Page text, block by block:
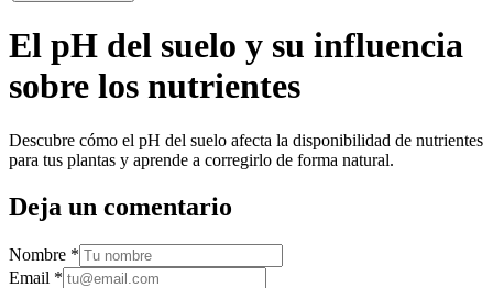
El pH del suelo y su influencia
sobre los nutrientes
Descubre cómo el pH del suelo afecta la disponibilidad de nutrientes
para tus plantas y aprende a corregirlo de forma natural.
Deja un comentario
Nombre *
Email *